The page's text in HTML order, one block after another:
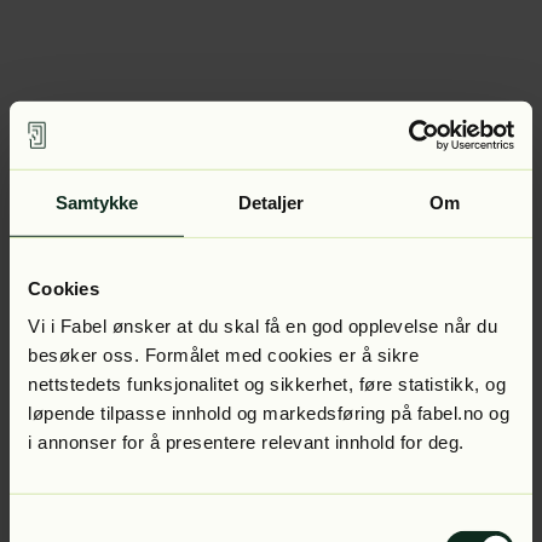
Samtykke Detaljer Om
Cookies
Vi i Fabel ønsker at du skal få en god opplevelse når du
besøker oss. Formålet med cookies er å sikre
nettstedets funksjonalitet og sikkerhet, føre statistikk, og
løpende tilpasse innhold og markedsføring på fabel.no og
i annonser for å presentere relevant innhold for deg.